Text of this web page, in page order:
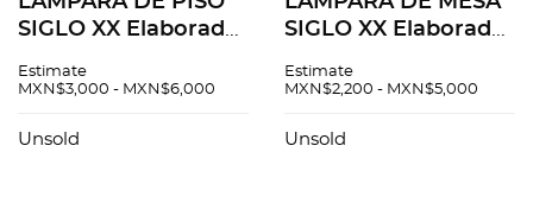
SIGLO XX Elaborada
fuste liso, pantalla y
cm Marcas de uso y
Estimate
MXN$3,000 - MXN$6,000
Unsold
SIGLO XX Elaboradas
de cristal esgrafiado,
Cuenta con fuste a
Estimate
MXN$2,200 - MXN$5,000
Unsold